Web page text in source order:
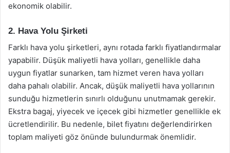
ekonomik olabilir.
2. Hava Yolu Şirketi
Farklı hava yolu şirketleri, aynı rotada farklı fiyatlandırmalar
yapabilir. Düşük maliyetli hava yolları, genellikle daha
uygun fiyatlar sunarken, tam hizmet veren hava yolları
daha pahalı olabilir. Ancak, düşük maliyetli hava yollarının
sunduğu hizmetlerin sınırlı olduğunu unutmamak gerekir.
Ekstra bagaj, yiyecek ve içecek gibi hizmetler genellikle ek
ücretlendirilir. Bu nedenle, bilet fiyatını değerlendirirken
toplam maliyeti göz önünde bulundurmak önemlidir.